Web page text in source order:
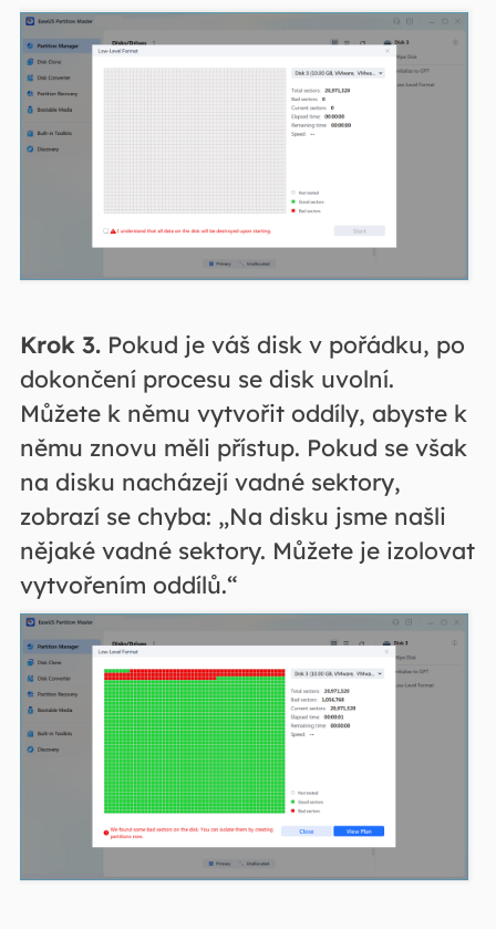
Krok 3.Pokud je váš disk v pořádku, po
dokončení procesu se disk uvolní.
Můžete k němu vytvořit oddíly, abyste k
němu znovu měli přístup. Pokud se však
na disku nacházejí vadné sektory,
zobrazí se chyba: „Na disku jsme našli
nějaké vadné sektory. Můžete je izolovat
vytvořením oddílů.“